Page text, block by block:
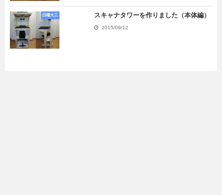
日曜大工 スキャナタワーを作りました（本体編）
2015/09/12